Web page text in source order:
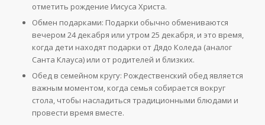
отметить рождение Иисуса Христа.
Обмен подарками: Подарки обычно обмениваются
вечером 24 декабря или утром 25 декабря, и это время,
когда дети находят подарки от Дядо Коледа (аналог
Санта Клауса) или от родителей и близких.
Обед в семейном кругу: Рождественский обед является
важным моментом, когда семья собирается вокруг
стола, чтобы насладиться традиционными блюдами и
провести время вместе.